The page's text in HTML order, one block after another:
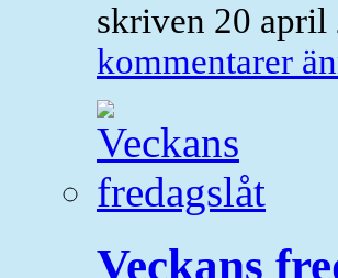
skriven 20
kommentarer
Veckans